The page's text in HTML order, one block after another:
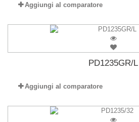
Aggiungi al comparatore
PD1235GR/L
Aggiungi al comparatore